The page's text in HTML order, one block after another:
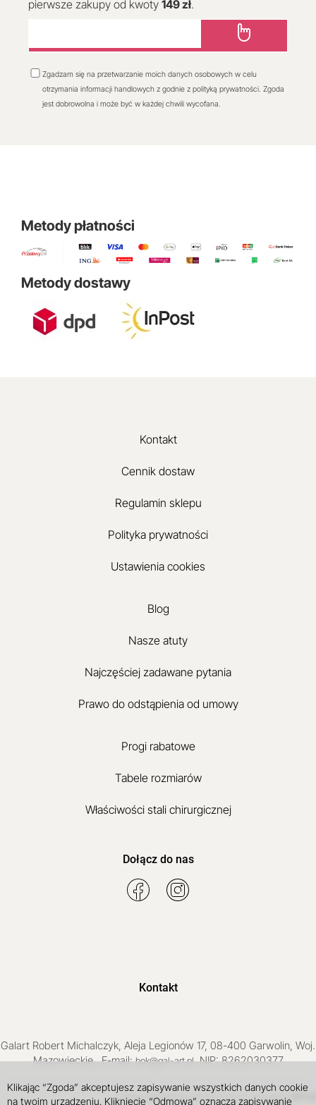
pierwsze zakupy od kwoty 149 zł.
Zgadzam się na przetwarzanie moich danych osobowych w celu
otrzymania informacji handlowych z godnie z polityką prywatności. Zgoda
jest dobrowolna i może być w każdej chwili wycofana.
Metody płatności
Metody dostawy
Kontakt
Cennik dostaw
Regulamin sklepu
Polityka prywatności
Ustawienia cookies
Blog
Nasze atuty
Najczęściej zadawane pytania
Prawo do odstąpienia od umowy
Progi rabatowe
Tabele rozmiarów
Właściwości stali chirurgicznej
Dołącz do nas
Kontakt
Galart Robert Michalczyk, Aleja Legionów 17, 08-400 Garwolin, Woj.
Mazowieckie,, E-mail:bok@gal-art.pl, NIP: 8262030377
Sklep internetowy SOTE projekt i wdrożenie
Klikając “Zgoda” akceptujesz zapisywanie wszystkich danych cookie
na twoim urządzeniu. Kliknięcie “Odmowa” oznacza zapisywanie